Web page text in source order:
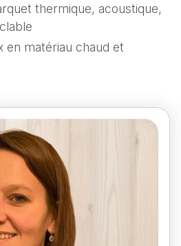
thermique, acoustique,
en matériau chaud et